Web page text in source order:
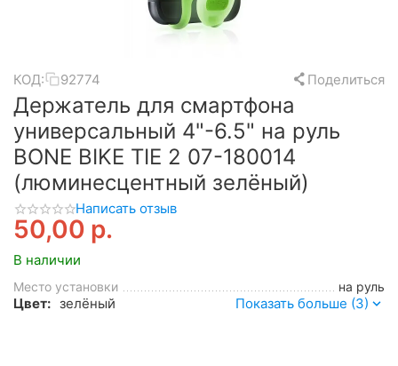
КОД: 92774 Поделиться
Держатель для смартфона
универсальный 4"-6.5" на руль
BONE BIKE TIE 2 07-180014
(люминесцентный зелёный)
Написать отзыв
50,00 р.
В наличии
Место установки на руль
Цвет: зелёный Показать больше (3)